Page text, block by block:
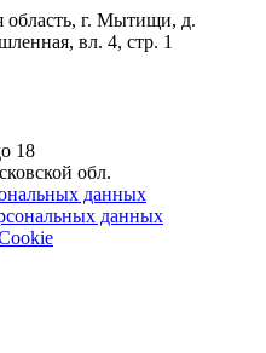
область, г. Мытищи, д.
вл. 4, стр. 1
18
обл.
данных
данных